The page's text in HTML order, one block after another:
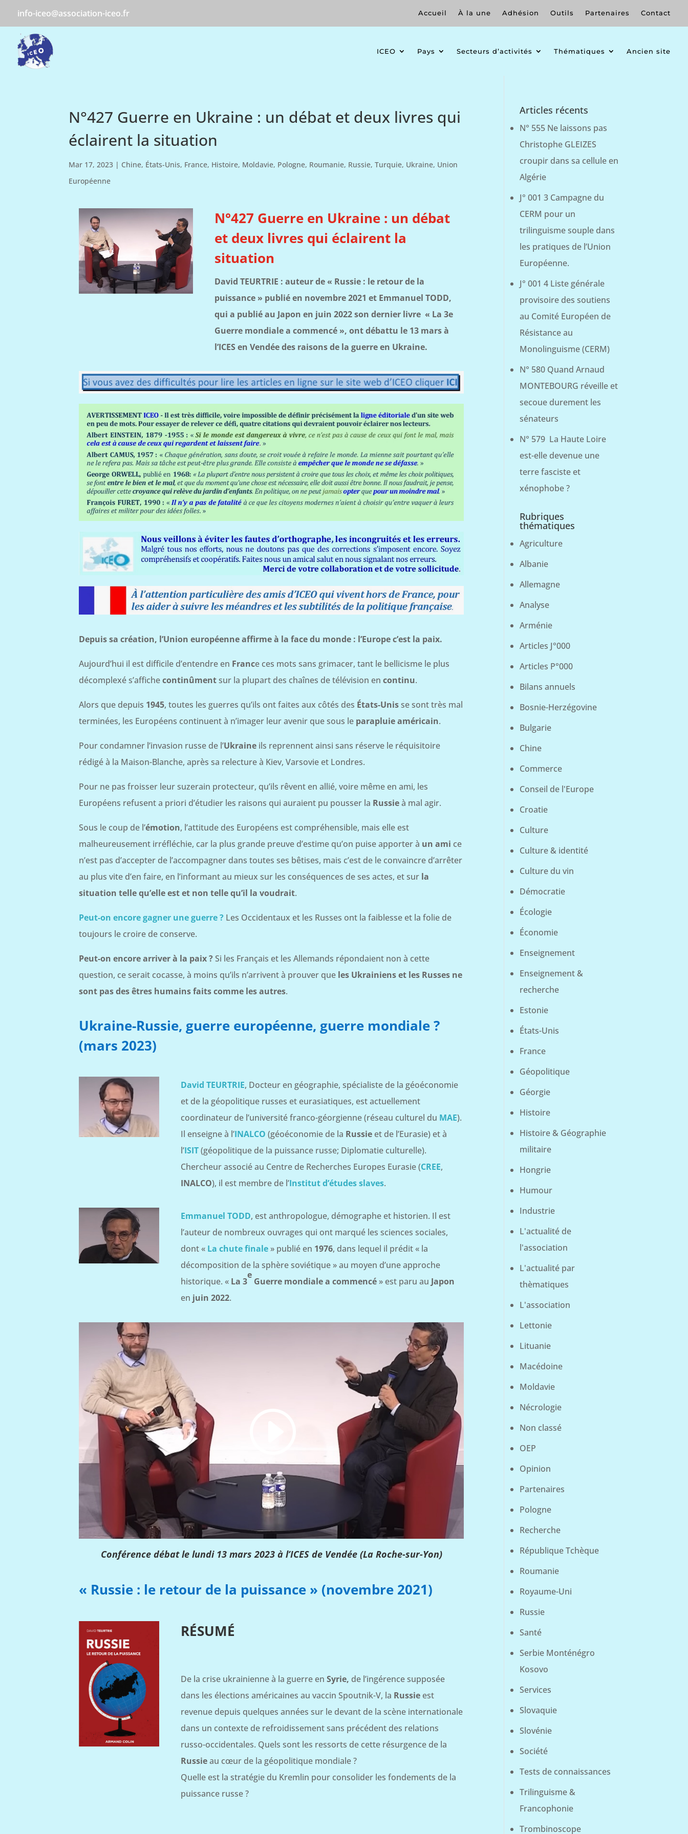
info-iceo@association-iceo.fr Accueil À la une Adhésion Outils Partenaires Contact
ICEO Pays Secteurs d’activités Thématiques Ancien site
N°427 Guerre en Ukraine : un débat et deux livres qui
éclairent la situation
Mar 17, 2023 | Chine, États-Unis, France, Histoire, Moldavie, Pologne, Roumanie, Russie,Turquie, Ukraine, Union
Européenne
N°427 Guerre en Ukraine : un débat
et deux livres qui éclairent la
situation
David TEURTRIE : auteur de « Russie : le retour de la
puissance » publié en novembre 2021 et Emmanuel TODD,
qui a publié au Japon en juin 2022 son dernier livre « La 3e
Guerre mondiale a commencé », ont débattu le 13 mars à
l’ICES en Vendée des raisons de la guerre en Ukraine.
Depuis sa création, l’Union européenne affirme à la face du monde : l’Europe c’est la paix.
Aujourd’hui il est difficile d’entendre en France ces mots sans grimacer, tant le bellicisme le plus
décomplexé s’affichecontinûmentsur la plupart des chaînes de télévision encontinu.
Alors que depuis 1945, toutes les guerres qu’ils ont faites aux côtés des États-Unisse sont très mal
terminées, les Européens continuent à n’imager leur avenir que sous le parapluie américain.
Pour condamner l’invasion russe de l’Ukraine ils reprennent ainsi sans réserve le réquisitoire
rédigé à la Maison-Blanche, après sa relecture à Kiev, Varsovie et Londres.
Pour ne pas froisser leur suzerain protecteur, qu’ils rêvent en allié, voire même en ami, les
Européens refusent a priori d’étudier les raisons qui auraient pu pousser la Russieà mal agir.
Sous le coup de l’émotion, l’attitude des Européens est compréhensible, mais elle est
malheureusement irréfléchie, car la plus grande preuve d’estime qu’on puise apporter à un ami ce
n’est pas d’accepter de l’accompagner dans toutes ses bêtises, mais c’est de le convaincre d’arrêter
au plus vite d’en faire, en l’informant au mieux sur les conséquences de ses actes, et sur la
situation telle qu’elle est et non telle qu’il la voudrait.
Peut-on encore gagner une guerre ? Les Occidentaux et les Russes ont la faiblesse et la folie de
toujours le croire de conserve.
Peut-on encore arriver à la paix ?Si les Français et les Allemands répondaient non à cette
question, ce serait cocasse, à moins qu’ils n’arrivent à prouver que les Ukrainiens et les Russes ne
sont pas des êtres humains faits comme les autres.
Ukraine-Russie, guerre européenne, guerre mondiale ?
(mars 2023)
David TEURTRIE, Docteur en géographie, spécialiste de la géoéconomie
et de la géopolitique russes et eurasiatiques, est actuellement
coordinateur de l’université franco-géorgienne (réseau culturel du MAE).
Il enseigne à l’INALCO (géoéconomie de la Russieet de l’Eurasie) et à
l’ISIT(géopolitique de la puissance russe; Diplomatie culturelle).
Chercheur associé au Centre de Recherches Europes Eurasie (CREE,
INALCO), il est membre de l’Institut d’études slaves.
Emmanuel TODD, est anthropologue, démographe et historien. Il est
l’auteur de nombreux ouvrages qui ont marqué les sciences sociales,
dont « La chute finale » publié en 1976, dans lequel il prédit « la
décomposition de la sphère soviétique » au moyen d’une approche
historique. « La 3
e
Guerre mondiale a commencé» est paru au Japon
en juin 2022.
Conférence débat le lundi 13 mars 2023 à l’ICES de Vendée (La Roche-sur-Yon)
« Russie : le retour de la puissance » (novembre 2021)
RÉSUMÉ
De la crise ukrainienne à la guerre en Syrie, de l’ingérence supposée
dans les élections américaines au vaccin Spoutnik-V, la Russieest
revenue depuis quelques années sur le devant de la scène internationale
dans un contexte de refroidissement sans précédent des relations
russo-occidentales. Quels sont les ressorts de cette résurgence de la
Russieau cœur de la géopolitique mondiale ?
Quelle est la stratégie du Kremlin pour consolider les fondements de la
puissance russe ?
Articles récents
N° 555 Ne laissons pas
Christophe GLEIZES
croupir dans sa cellule en
Algérie
J° 001 3 Campagne du
CERM pour un
trilinguisme souple dans
les pratiques de l’Union
Européenne.
J° 001 4 Liste générale
provisoire des soutiens
au Comité Européen de
Résistance au
Monolinguisme (CERM)
N° 580 Quand Arnaud
MONTEBOURG réveille et
secoue durement les
sénateurs
N° 579 La Haute Loire
est-elle devenue une
terre fasciste et
xénophobe ?
Rubriques
thématiques
Agriculture
Albanie
Allemagne
Analyse
Arménie
Articles J°000
Articles P°000
Bilans annuels
Bosnie-Herzégovine
Bulgarie
Chine
Commerce
Conseil de l'Europe
Croatie
Culture
Culture & identité
Culture du vin
Démocratie
Écologie
Économie
Enseignement
Enseignement &
recherche
Estonie
États-Unis
France
Géopolitique
Géorgie
Histoire
Histoire & Géographie
militaire
Hongrie
Humour
Industrie
L'actualité de
l'association
L'actualité par
thèmatiques
L'association
Lettonie
Lituanie
Macédoine
Moldavie
Nécrologie
Non classé
OEP
Opinion
Partenaires
Pologne
Recherche
République Tchèque
Roumanie
Royaume-Uni
Russie
Santé
Serbie Monténégro
Kosovo
Services
Slovaquie
Slovénie
Société
Tests de connaissances
Trilinguisme &
Francophonie
Trombinoscope